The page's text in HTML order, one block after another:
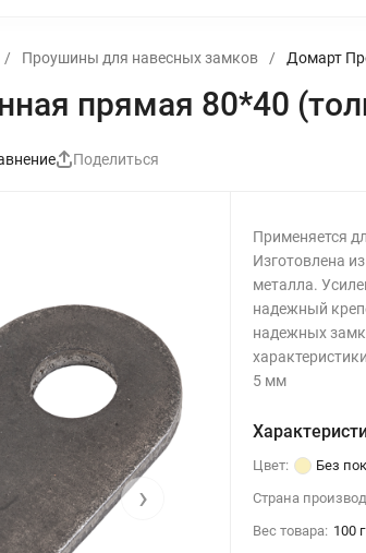
/ Проушины для навесных замков / Домарт
прямая 80*40
Поделиться
›
Применяется
Изготовлена
металла.
надежный
надежных
5 мм
Цвет:
Без
Страна
Вес товара: 100 г